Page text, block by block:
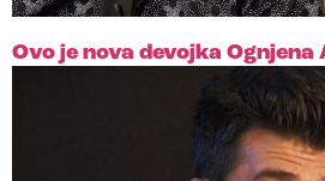
Ovo je nova devojka Ognjena